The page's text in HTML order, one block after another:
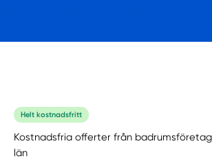
Helt kostnadsfritt
Kostnadsfria offerter från
län